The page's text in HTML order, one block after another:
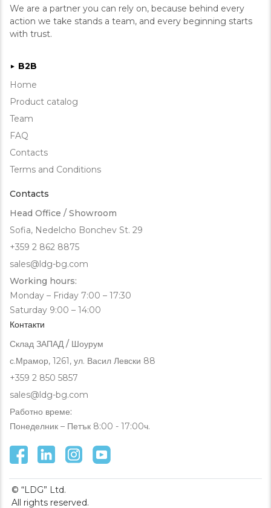
We are a partner you can rely on, because behind every
action we take stands a team, and every beginning starts
with trust.
► B2B
Home
Product catalog
Team
FAQ
Contacts
Terms and Conditions
Contacts
Head Office / Showroom
Sofia, Nedelcho Bonchev St. 29
+359 2 862 8875
sales@ldg-bg.com
Working hours:
Monday – Friday 7:00 – 17:30
Saturday 9:00 – 14:00
Контакти
Склад ЗАПАД / Шоурум
с.Мрамор, 1261, ул. Васил Левски 88
+359 2 850 5857
sales@ldg-bg.com
Работно време:
Понеделник – Петък 8:00 - 17:00ч.
© “LDG” Ltd.
All rights reserved.